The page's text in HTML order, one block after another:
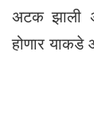
अटक झाली
होणार याकडे